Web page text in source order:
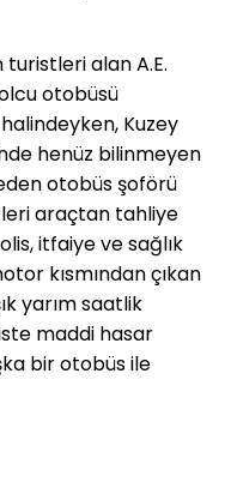
turistleri alan A.E.
otobüsü
Kuzey
henüz bilinmeyen
otobüs şoförü
araçtan tahliye
itfaiye ve sağlık
kısmından çıkan
yarım saatlik
maddi hasar
bir otobüs ile